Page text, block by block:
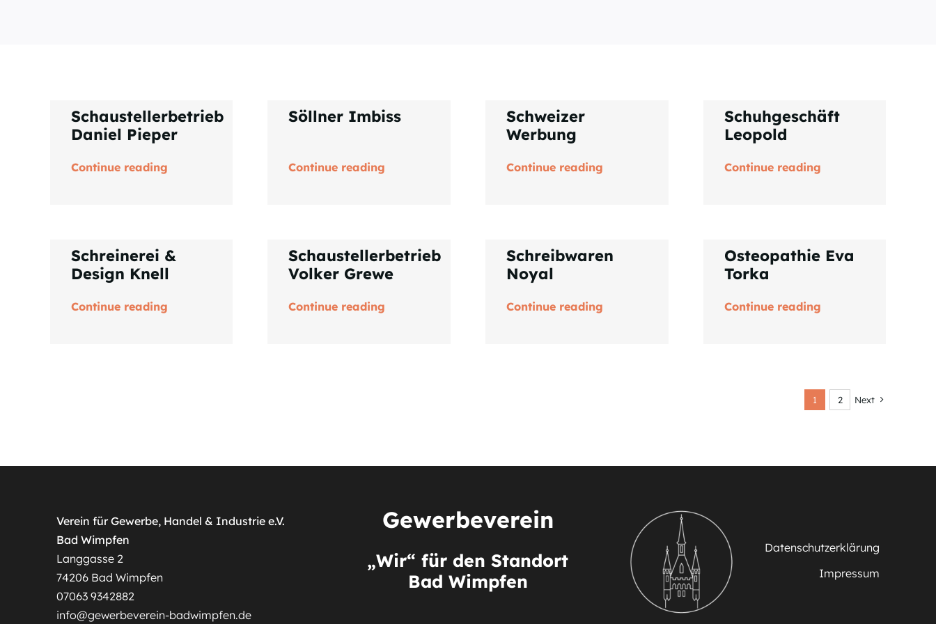
Schaustellerbetrieb
Daniel Pieper
Continue reading
Söllner Imbiss
Continue reading
Schweizer
Werbung
Continue reading
Schuhgeschäft
Leopold
Continue reading
Schreinerei &
Design Knell
Continue reading
Schaustellerbetrieb
Volker Grewe
Continue reading
Schreibwaren
Noyal
Continue reading
Osteopathie Eva
Torka
Continue reading
1 2 Next
Verein für Gewerbe, Handel & Industrie e.V.
Bad Wimpfen
Langgasse 2
74206 Bad Wimpfen
07063 9342882
info@gewerbeverein-badwimpfen.de
Gewerbeverein
„Wir“ für den Standort
Bad Wimpfen
Datenschutzerklärung
Impressum